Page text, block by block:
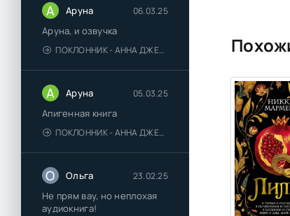
А Аруна 06.03.25
Аруна, и озвучка
ПОКЛОННИК - АННА ДЖЕЙН
А Аруна 05.03.25
Апигенная книга
ПОКЛОННИК - АННА ДЖЕЙН
О Ольга 23.02.25
Не прям вау, но неплохая
аудиокнига!